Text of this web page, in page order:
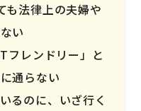
も法律上の夫婦や
い
フレンドリー」と
通らない
るのに、いざ行く